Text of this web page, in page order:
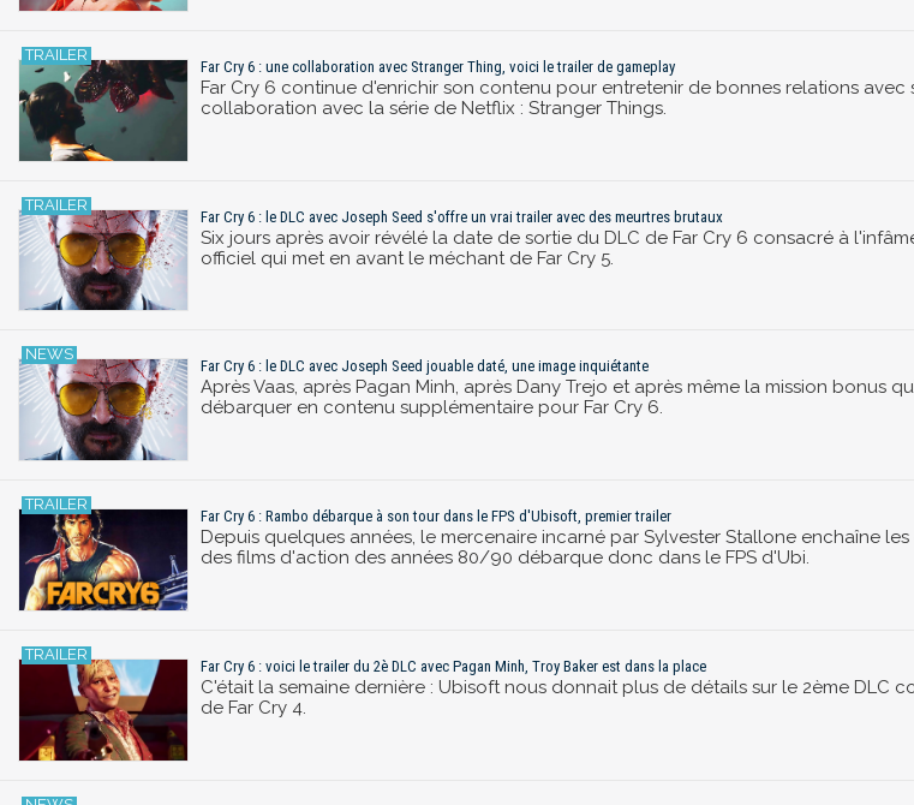
Far Cry 6 : une collaboration avec Stranger Thing, voici le trailer de gameplay
Far Cry 6 continue d'enrichir son contenu pour entretenir de bonnes relations
collaboration avec la série de Netflix : Stranger Things.
Far Cry 6 : le DLC avec Joseph Seed s'offre un vrai trailer avec des meurtres brutaux
Six jours après avoir révélé la date de sortie du DLC de Far Cry 6 consacré à
officiel qui met en avant le méchant de Far Cry 5.
Far Cry 6 : le DLC avec Joseph Seed jouable daté, une image inquiétante
Après Vaas, après Pagan Minh, après Dany Trejo et après même la mission
débarquer en contenu supplémentaire pour Far Cry 6.
Far Cry 6 : Rambo débarque à son tour dans le FPS d'Ubisoft, premier trailer
Depuis quelques années, le mercenaire incarné par Sylvester Stallone enchaîne
des films d'action des années 80/90 débarque donc dans le FPS d'Ubi.
Far Cry 6 : voici le trailer du 2è DLC avec Pagan Minh, Troy Baker est dans la place
C'était la semaine dernière : Ubisoft nous donnait plus de détails sur le 2ème
de Far Cry 4.